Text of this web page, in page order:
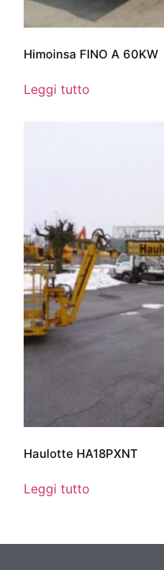
Himoinsa FINO A 60KW
Leggi tutto
Haulotte HA18PXNT
Leggi tutto